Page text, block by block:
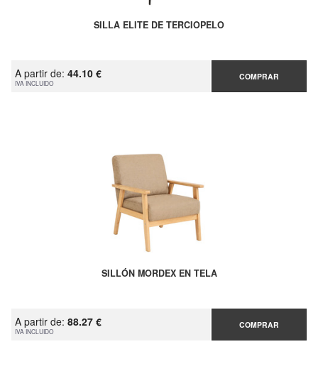
SILLA ELITE DE TERCIOPELO
A partir de: 44.10 €
IVA INCLUIDO
COMPRAR
SILLÓN MORDEX EN TELA
A partir de: 88.27 €
IVA INCLUIDO
COMPRAR